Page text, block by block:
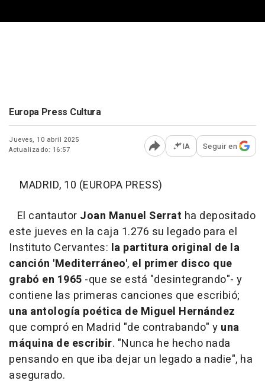
Europa Press Cultura
Jueves, 10 abril 2025
Actualizado: 16:57
Abrir opciones para
IA Seguir en
MADRID, 10 (EUROPA PRESS)
El cantautor Joan Manuel Serrat ha depositado
este jueves en la caja 1.276 su legado para el
Instituto Cervantes: la partitura original de la
canción 'Mediterráneo', el primer disco que
grabó en 1965 -que se está "desintegrando"- y
contiene las primeras canciones que escribió;
una antología poética de Miguel Hernández
que compró en Madrid "de contrabando" y una
máquina de escribir. "Nunca he hecho nada
pensando en que iba dejar un legado a nadie", ha
asegurado.